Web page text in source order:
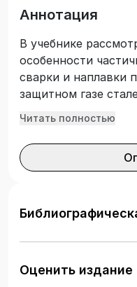
Аннотация
В учебнике
особенности
сварки и наплавки
защитном газе
сплавов, основные
пространственных
Приведено
механизированной
Федерального
образовательного
профессионального
Читать полностью
Оценить издание